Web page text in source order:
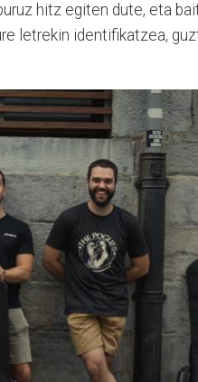
hitz egiten dute, eta
letrekin identifikatzea,